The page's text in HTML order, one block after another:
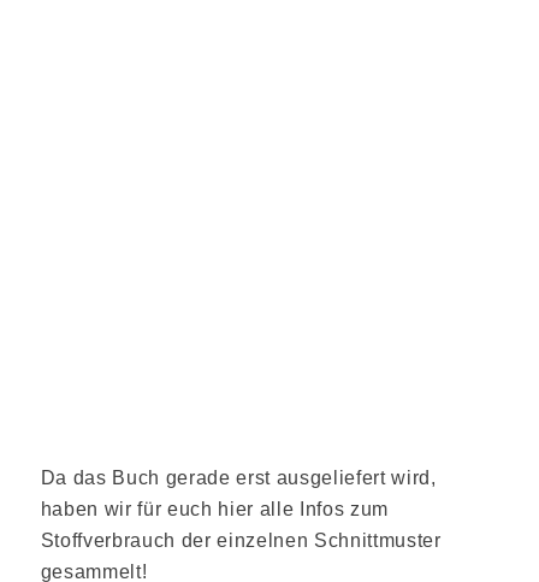
Da das Buch gerade erst ausgeliefert wird,
haben wir für euch hier alle Infos zum
Stoffverbrauch der einzelnen Schnittmuster
gesammelt!